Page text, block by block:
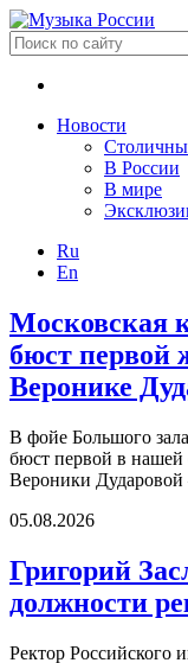
Новости
В России
В мире
Ru
En
Московская
бюст первой
Веронике
В фойе Большого
бюст первой в
Вероники
05.08.2026
Григорий
должности
Ректор Российского